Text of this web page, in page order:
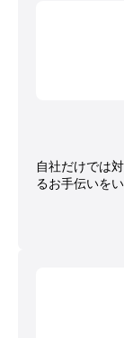
自社だけでは
るお手伝いをい